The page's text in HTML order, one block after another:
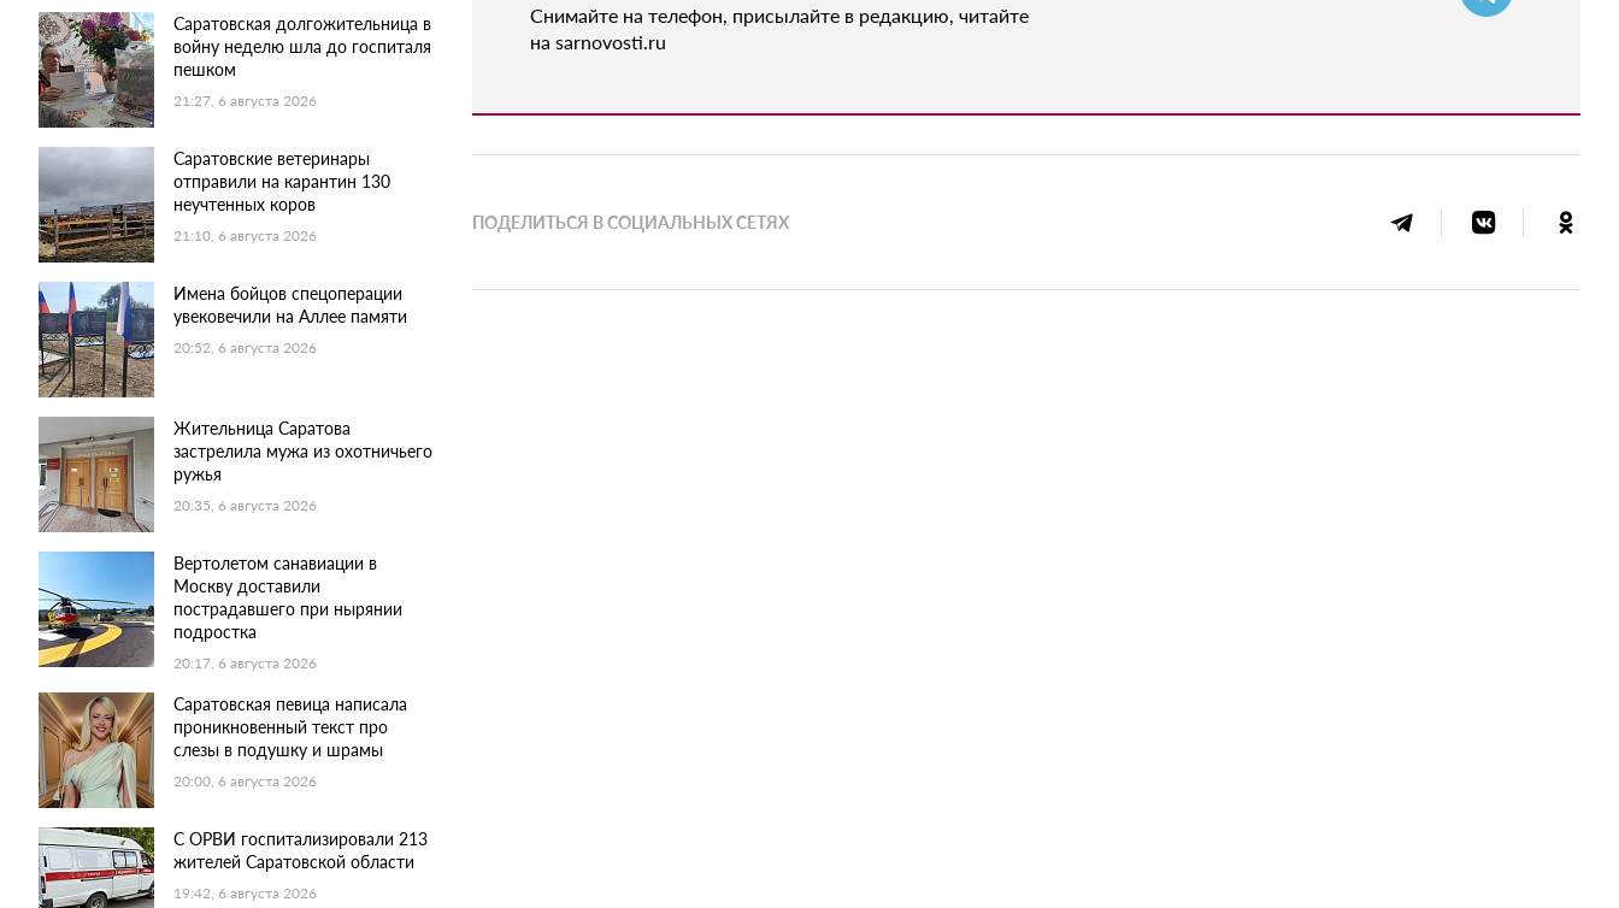
Саратовская долгожительница в
войну неделю шла до госпиталя
пешком
21:27, 6 августа 2026
Саратовские ветеринары
отправили на карантин 130
неучтенных коров
21:10, 6 августа 2026
Имена бойцов спецоперации
увековечили на Аллее памяти
20:52, 6 августа 2026
Жительница Саратова
застрелила мужа из охотничьего
ружья
20:35, 6 августа 2026
Вертолетом санавиации в
Москву доставили
пострадавшего при нырянии
подростка
20:17, 6 августа 2026
Саратовская певица написала
проникновенный текст про
слезы в подушку и шрамы
20:00, 6 августа 2026
С ОРВИ госпитализировали 213
жителей Саратовской области
19:42, 6 августа 2026
Снимайте на телефон, присылайте в редакцию, читайте
на sarnovosti.ru
ПОДЕЛИТЬСЯ В СОЦИАЛЬНЫХ СЕТЯХ